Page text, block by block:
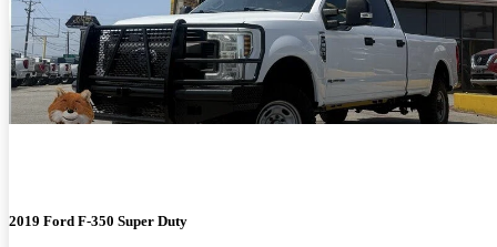
2019 Ford F-350 Super Duty